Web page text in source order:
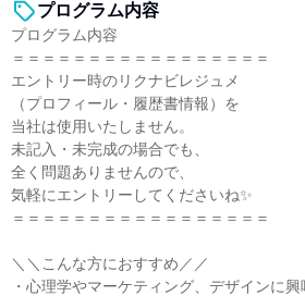
プログラム内容
プログラム内容
＝＝＝＝＝＝＝＝＝＝＝＝＝＝＝＝＝
エントリー時のリクナビレジュメ
（プロフィール・履歴書情報）を
当社は使用いたしません。
未記入・未完成の場合でも、
全く問題ありませんので、
気軽にエントリーしてくださいね✨
＝＝＝＝＝＝＝＝＝＝＝＝＝＝＝＝＝
＼＼こんな方におすすめ／／
・心理学やマーケティング、デザインに